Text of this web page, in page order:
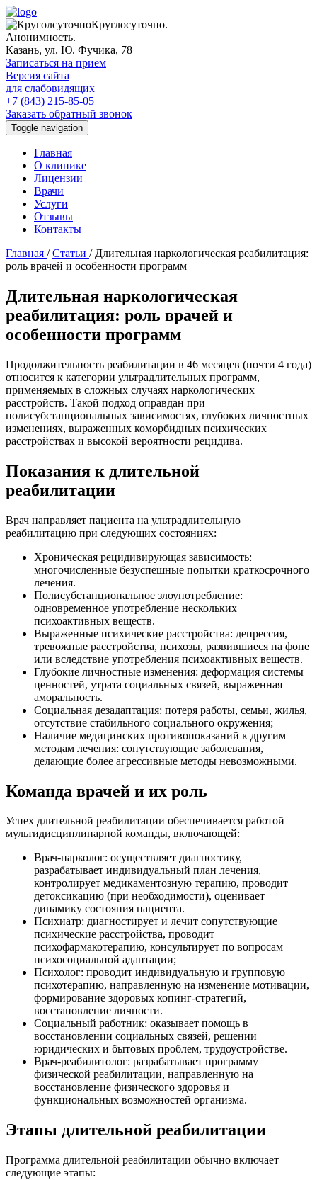
Круглосуточно.
Анонимность.
Казань, ул. Ю. Фучика, 78
Записаться на прием
Версия сайта
для слабовидящих
+7 (843) 215-85-05
Заказать обратный звонок
Toggle navigation
Главная
О клинике
Лицензии
Врачи
Услуги
Отзывы
Контакты
Главная /Статьи / Длительная наркологическая реабилитация:
роль врачей и особенности программ
Длительная наркологическая
реабилитация: роль врачей и
особенности программ
Продолжительность реабилитации в 46 месяцев (почти 4 года)
относится к категории ультрадлительных программ,
применяемых в сложных случаях наркологических
расстройств. Такой подход оправдан при
полисубстанциональных зависимостях, глубоких личностных
изменениях, выраженных коморбидных психических
расстройствах и высокой вероятности рецидива.
Показания к длительной
реабилитации
Врач направляет пациента на ультрадлительную
реабилитацию при следующих состояниях:
Хроническая рецидивирующая зависимость:
многочисленные безуспешные попытки краткосрочного
лечения.
Полисубстанциональное злоупотребление:
одновременное употребление нескольких
психоактивных веществ.
Выраженные психические расстройства: депрессия,
тревожные расстройства, психозы, развившиеся на фоне
или вследствие употребления психоактивных веществ.
Глубокие личностные изменения: деформация системы
ценностей, утрата социальных связей, выраженная
аморальность.
Социальная дезадаптация: потеря работы, семьи, жилья,
отсутствие стабильного социального окружения;
Наличие медицинских противопоказаний к другим
методам лечения: сопутствующие заболевания,
делающие более агрессивные методы невозможными.
Команда врачей и их роль
Успех длительной реабилитации обеспечивается работой
мультидисциплинарной команды, включающей:
Врач-нарколог: осуществляет диагностику,
разрабатывает индивидуальный план лечения,
контролирует медикаментозную терапию, проводит
детоксикацию (при необходимости), оценивает
динамику состояния пациента.
Психиатр: диагностирует и лечит сопутствующие
психические расстройства, проводит
психофармакотерапию, консультирует по вопросам
психосоциальной адаптации;
Психолог: проводит индивидуальную и групповую
психотерапию, направленную на изменение мотивации,
формирование здоровых копинг-стратегий,
восстановление личности.
Социальный работник: оказывает помощь в
восстановлении социальных связей, решении
юридических и бытовых проблем, трудоустройстве.
Врач-реабилитолог: разрабатывает программу
физической реабилитации, направленную на
восстановление физического здоровья и
функциональных возможностей организма.
Этапы длительной реабилитации
Программа длительной реабилитации обычно включает
следующие этапы: